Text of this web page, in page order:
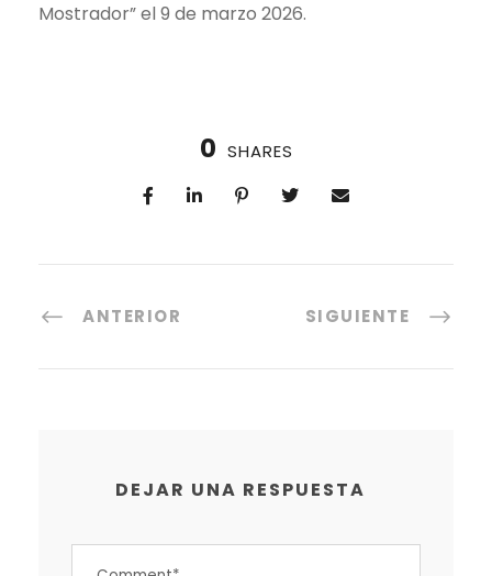
Mostrador” el 9 de marzo 2026.
0 SHARES
ANTERIOR SIGUIENTE
DEJAR UNA RESPUESTA